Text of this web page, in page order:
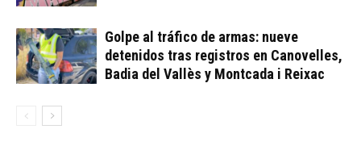
Golpe al tráfico de armas: nueve
detenidos tras registros en Canovelles,
Badia del Vallès y Montcada i Reixac